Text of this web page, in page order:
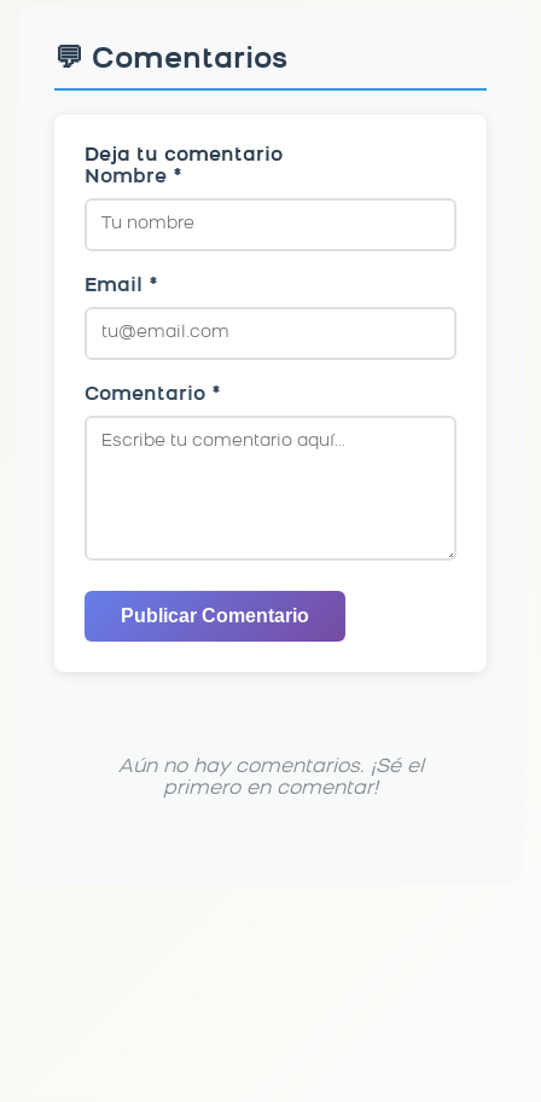
💬 Comentarios
Deja tu comentario
Nombre *
Email *
Comentario *
Publicar Comentario
Aún no hay comentarios. ¡Sé el
primero en comentar!